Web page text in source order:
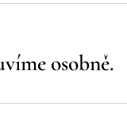
osobně.